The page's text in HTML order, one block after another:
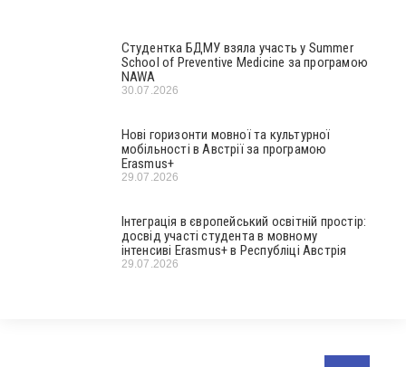
Студентка БДМУ взяла участь у Summer
School of Preventive Medicine за програмою
NAWA
30.07.2026
Нові горизонти мовної та культурної
мобільності в Австрії за програмою
Erasmus+
29.07.2026
Інтеграція в європейський освітній простір:
досвід участі студента в мовному
інтенсиві Erasmus+ в Республіці Австрія
29.07.2026